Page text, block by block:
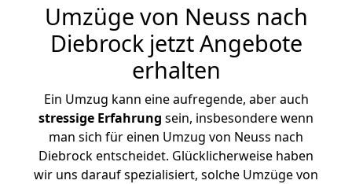
Umzüge von Neuss nach
Diebrock jetzt Angebote
erhalten
Ein Umzug kann eine aufregende, aber auch
stressige Erfahrung sein, insbesondere wenn
man sich für einen Umzug von Neuss nach
Diebrock entscheidet. Glücklicherweise haben
wir uns darauf spezialisiert, solche Umzüge von